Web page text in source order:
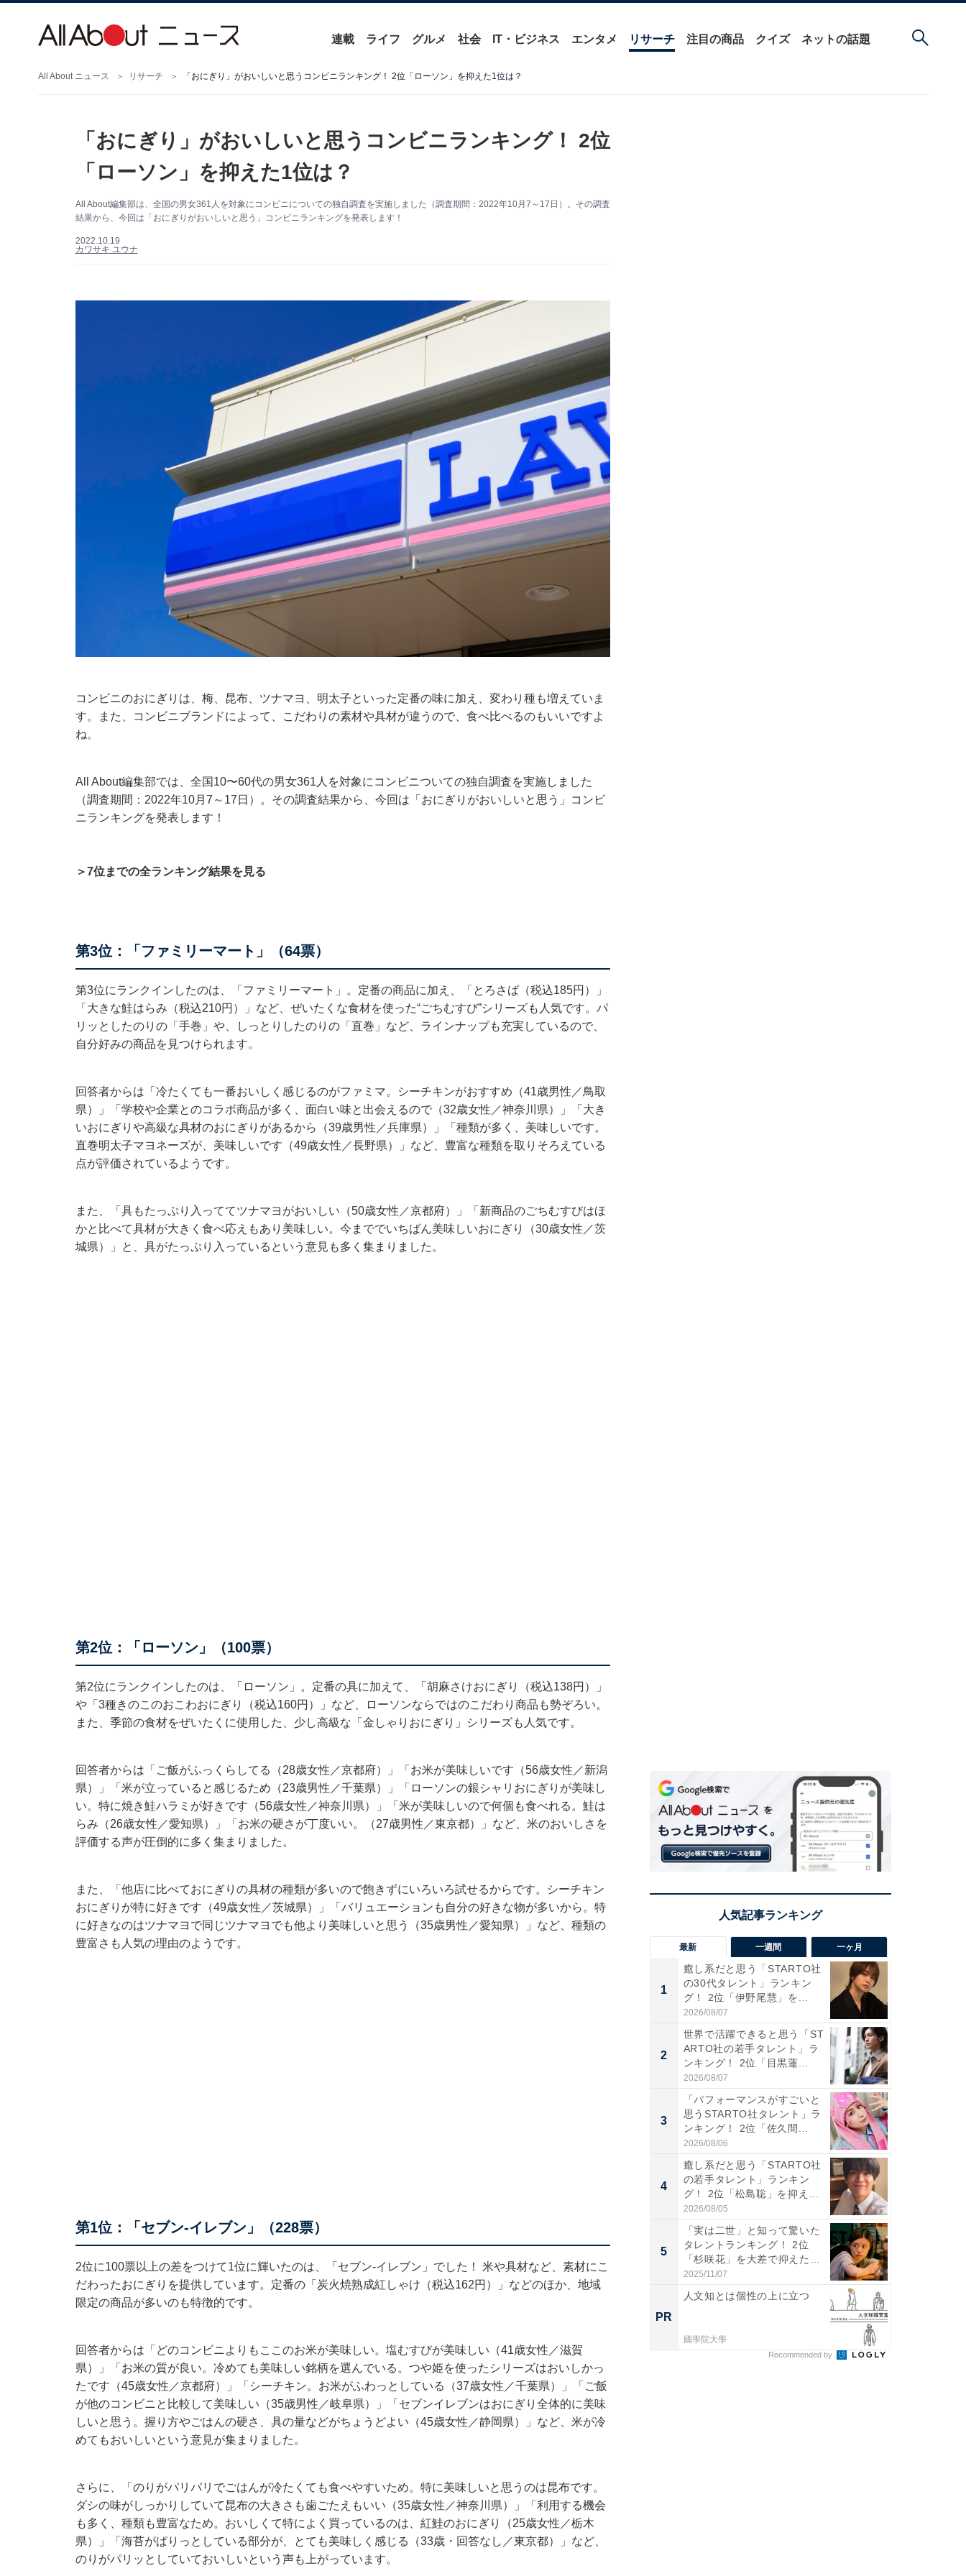
連載 ライフ グルメ 社会 IT・ビジネス エンタメ リサーチ 注目の商品 クイズ ネットの話題
All About ニュース リサーチ 「おにぎり」がおいしいと思うコンビニランキング！ 2位「ローソン」を抑えた1位は？
「おにぎり」がおいしいと思うコンビニランキング！ 2位
「ローソン」を抑えた1位は？
All About編集部は、全国の男女361人を対象にコンビニについての独自調査を実施しました（調査期間：2022年10月7～17日）。その調査
結果から、今回は「おにぎりがおいしいと思う」コンビニランキングを発表します！
2022.10.19
カワサキ ユウナ
コンビニのおにぎりは、梅、昆布、ツナマヨ、明太子といった定番の味に加え、変わり種も増えていま
す。また、コンビニブランドによって、こだわりの素材や具材が違うので、食べ比べるのもいいですよ
ね。
All About編集部では、全国10〜60代の男女361人を対象にコンビニついての独自調査を実施しました
（調査期間：2022年10月7～17日）。その調査結果から、今回は「おにぎりがおいしいと思う」コンビ
ニランキングを発表します！
＞7位までの全ランキング結果を見る
第3位：「ファミリーマート」（64票）
第3位にランクインしたのは、「ファミリーマート」。定番の商品に加え、「とろさば（税込185円）」
「大きな鮭はらみ（税込210円）」など、ぜいたくな食材を使った“ごちむすび”シリーズも人気です。パ
リッとしたのりの「手巻」や、しっとりしたのりの「直巻」など、ラインナップも充実しているので、
自分好みの商品を見つけられます。
回答者からは「冷たくても一番おいしく感じるのがファミマ。シーチキンがおすすめ（41歳男性／鳥取
県）」「学校や企業とのコラボ商品が多く、面白い味と出会えるので（32歳女性／神奈川県）」「大き
いおにぎりや高級な具材のおにぎりがあるから（39歳男性／兵庫県）」「種類が多く、美味しいです。
直巻明太子マヨネーズが、美味しいです（49歳女性／長野県）」など、豊富な種類を取りそろえている
点が評価されているようです。
また、「具もたっぷり入っててツナマヨがおいしい（50歳女性／京都府）」「新商品のごちむすびはほ
かと比べて具材が大きく食べ応えもあり美味しい。今まででいちばん美味しいおにぎり（30歳女性／茨
城県）」と、具がたっぷり入っているという意見も多く集まりました。
第2位：「ローソン」（100票）
第2位にランクインしたのは、「ローソン」。定番の具に加えて、「胡麻さけおにぎり（税込138円）」
や「3種きのこのおこわおにぎり（税込160円）」など、ローソンならではのこだわり商品も勢ぞろい。
また、季節の食材をぜいたくに使用した、少し高級な「金しゃりおにぎり」シリーズも人気です。
回答者からは「ご飯がふっくらしてる（28歳女性／京都府）」「お米が美味しいです（56歳女性／新潟
県）」「米が立っていると感じるため（23歳男性／千葉県）」「ローソンの銀シャリおにぎりが美味し
い。特に焼き鮭ハラミが好きです（56歳女性／神奈川県）」「米が美味しいので何個も食べれる。鮭は
らみ（26歳女性／愛知県）」「お米の硬さが丁度いい。（27歳男性／東京都）」など、米のおいしさを
評価する声が圧倒的に多く集まりました。
また、「他店に比べておにぎりの具材の種類が多いので飽きずにいろいろ試せるからです。シーチキン
おにぎりが特に好きです（49歳女性／茨城県）」「バリュエーションも自分の好きな物が多いから。特
に好きなのはツナマヨで同じツナマヨでも他より美味しいと思う（35歳男性／愛知県）」など、種類の
豊富さも人気の理由のようです。
第1位：「セブン-イレブン」（228票）
2位に100票以上の差をつけて1位に輝いたのは、「セブン-イレブン」でした！ 米や具材など、素材にこ
だわったおにぎりを提供しています。定番の「炭火焼熟成紅しゃけ（税込162円）」などのほか、地域
限定の商品が多いのも特徴的です。
回答者からは「どのコンビニよりもここのお米が美味しい。塩むすびが美味しい（41歳女性／滋賀
県）」「お米の質が良い。冷めても美味しい銘柄を選んでいる。つや姫を使ったシリーズはおいしかっ
たです（45歳女性／京都府）」「シーチキン。お米がふわっとしている（37歳女性／千葉県）」「ご飯
が他のコンビニと比較して美味しい（35歳男性／岐阜県）」「セブンイレブンはおにぎり全体的に美味
しいと思う。握り方やごはんの硬さ、具の量などがちょうどよい（45歳女性／静岡県）」など、米が冷
めてもおいしいという意見が集まりました。
さらに、「のりがパリパリでごはんが冷たくても食べやすいため。特に美味しいと思うのは昆布です。
ダシの味がしっかりしていて昆布の大きさも歯ごたえもいい（35歳女性／神奈川県）」「利用する機会
も多く、種類も豊富なため。おいしくて特によく買っているのは、紅鮭のおにぎり（25歳女性／栃木
県）」「海苔がぱりっとしている部分が、とても美味しく感じる（33歳・回答なし／東京都）」など、
のりがパリッとしていておいしいという声も上がっています。
最新 一週間 一ヶ月
1
癒し系だと思う「STARTO社
の30代タレント」ランキン
グ！ 2位「伊野尾慧」を...
2026/08/07
2
世界で活躍できると思う「ST
ARTO社の若手タレント」ラ
ンキング！ 2位「目黒蓮...
2026/08/07
3
「パフォーマンスがすごいと
思うSTARTO社タレント」ラ
ンキング！ 2位「佐久間...
2026/08/06
4
癒し系だと思う「STARTO社
の若手タレント」ランキン
グ！ 2位「松島聡」を抑え...
2026/08/05
5
「実は二世」と知って驚いた
タレントランキング！ 2位
「杉咲花」を大差で抑えた1
位...
2025/11/07
PR
人文知とは個性の上に立つ
國學院大學
Recommended by